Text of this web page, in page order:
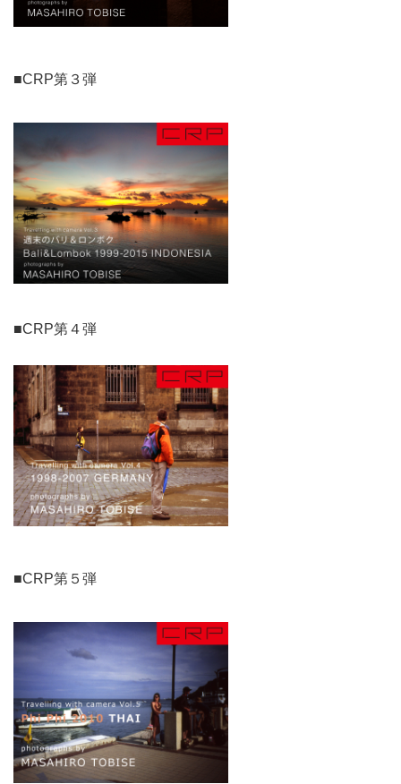
■CRP第３弾
■CRP第４弾
■CRP第５弾